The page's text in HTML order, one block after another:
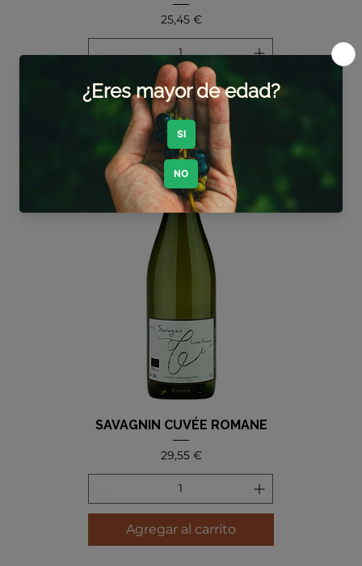
Precio
25,45 €
Agregar al carrito
SAVAGNIN CUVÉE ROMANE
Precio
29,55 €
Agregar al carrito